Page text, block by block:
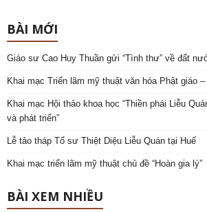
BÀI MỚI
Giáo sư Cao Huy Thuần gửi “Tình thư” về đất
Khai mạc Triển lãm mỹ thuật văn hóa Phật giáo
Khai mạc Hội thảo khoa học “Thiền phái Liễu
và phát triển”
Lễ tảo tháp Tổ sư Thiệt Diệu Liễu Quán tại Huế
Khai mạc triển lãm mỹ thuật chủ đề “Hoàn gia lý”
BÀI XEM NHIỀU